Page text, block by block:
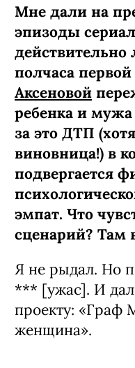
Мне дали на
эпизоды
полчаса
Аксеновой
ребенка и мужа
за это ДТП
виновница!) в
подвергается
эмпат. Что
сценарий? Там
Я не рыдал. Но
*** [ужас]. И дал
проекту: «Граф
женщина».